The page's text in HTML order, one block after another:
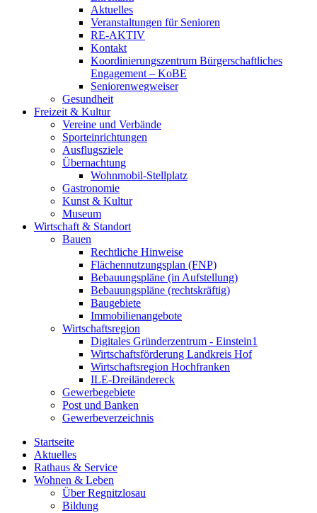
Aktuelles
Veranstaltungen für Senioren
RE-AKTIV
Kontakt
Koordinierungszentrum Bürgerschaftliches
Engagement – KoBE
Seniorenwegweiser
Gesundheit
Freizeit & Kultur
Vereine und Verbände
Sporteinrichtungen
Ausflugsziele
Übernachtung
Wohnmobil-Stellplatz
Gastronomie
Kunst & Kultur
Museum
Wirtschaft & Standort
Bauen
Rechtliche Hinweise
Flächennutzungsplan (FNP)
Bebauungspläne (in Aufstellung)
Bebauungspläne (rechtskräftig)
Baugebiete
Immobilienangebote
Wirtschaftsregion
Digitales Gründerzentrum - Einstein1
Wirtschaftsförderung Landkreis Hof
Wirtschaftsregion Hochfranken
ILE-Dreiländereck
Gewerbegebiete
Post und Banken
Gewerbeverzeichnis
Startseite
Aktuelles
Rathaus & Service
Wohnen & Leben
Über Regnitzlosau
Bildung